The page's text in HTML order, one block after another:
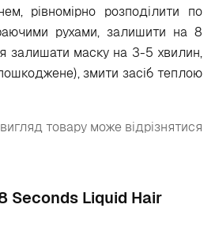
рівномірно розподілити по
рухами, залишити на 8
залишати маску на 3-5 хвилин,
змити засіб теплою
товару може відрізнятися
Seconds Liquid Hair